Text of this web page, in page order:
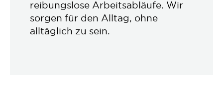
reibungslose Arbeitsabläufe. Wir
sorgen für den Alltag, ohne
alltäglich zu sein.